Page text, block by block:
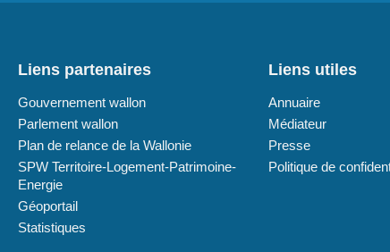
Liens partenaires
Gouvernement wallon
Parlement wallon
Plan de relance de la Wallonie
SPW Territoire-Logement-Patrimoine-
Energie
Géoportail
Statistiques
Liens utiles
Annuaire
Médiateur
Presse
Politique de